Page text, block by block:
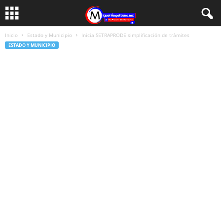
Inicio Estado y Municipio Inicia SETRAPRODE simplificación de trámites
ESTADO Y MUNICIPIO